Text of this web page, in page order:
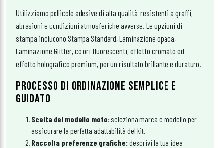
Utilizziamo pellicole adesive di alta qualità, resistenti a graffi,
abrasioni e condizioni atmosferiche avverse. Le opzioni di
stampa includono Stampa Standard, Laminazione opaca,
Laminazione Glitter, colori fluorescenti, effetto cromato ed
effetto holografico premium, per un risultato brillante e duraturo.
PROCESSO DI ORDINAZIONE SEMPLICE E
GUIDATO
Scelta del modello moto: seleziona marca e modello per
assicurare la perfetta adattabilità del kit.
Raccolta preferenze grafiche:descrivi la tua idea